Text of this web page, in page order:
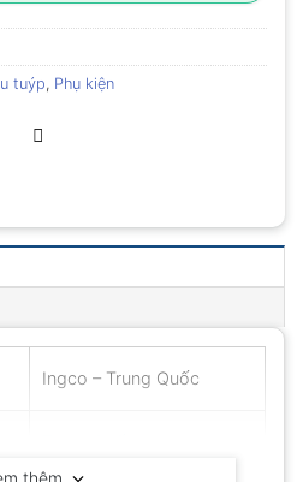
tuýp, Phụ kiện
Ingco – Trung Quốc
thêm